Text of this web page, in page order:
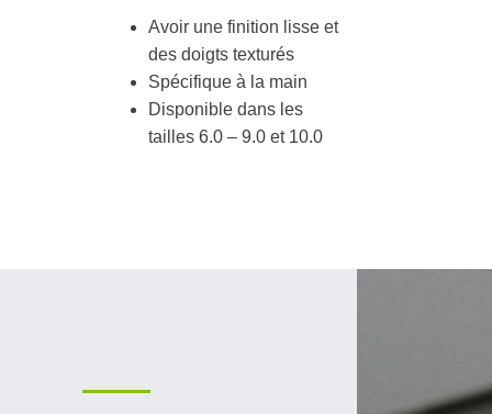
Avoir une finition lisse et
des doigts texturés
Spécifique à la main
Disponible dans les
tailles 6.0 – 9.0 et 10.0